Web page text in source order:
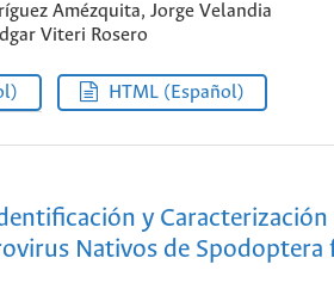
Amézquita, Jorge Velandia
Viteri Rosero
HTML (Español)
y Caracterización
Nativos de Spodoptera